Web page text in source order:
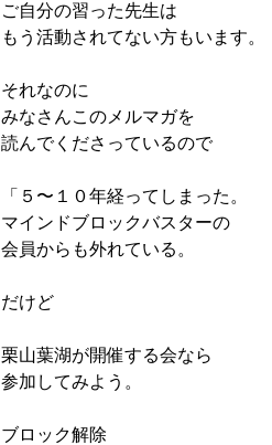
ご自分の習った先生は
もう活動されてない方もいます。
それなのに
みなさんこのメルマガを
読んでくださっているので
「５〜１０年経ってしまった。
マインドブロックバスターの
会員からも外れている。
だけど
栗山葉湖が開催する会なら
参加してみよう。
ブロック解除